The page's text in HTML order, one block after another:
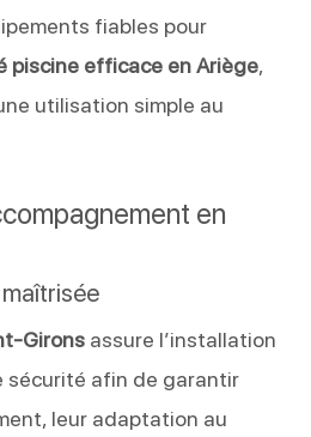
fiables pour
piscine efficace en Ariège,
utilisation simple au
en
Gironsassure l’installation
sécurité afin de garantir
leur adaptation au